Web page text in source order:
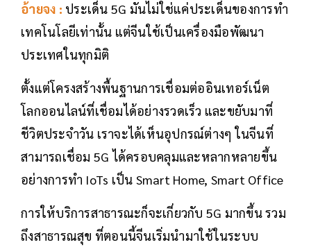
อ้ายจง : ประเด็น 5G มันไม่ใช่แค่ประเด็นของการทำ
เทคโนโลยีเท่านั้น แต่จีนใช้เป็นเครื่องมือพัฒนา
ประเทศในทุกมิติ
ตั้งแต่โครงสร้างพื้นฐานการเชื่อมต่ออินเทอร์เน็ต
โลกออนไลน์ที่เชื่อมได้อย่างรวดเร็ว และขยับมาที่
ชีวิตประจำวัน เราจะได้เห็นอุปกรณ์ต่างๆ ในจีนที่
สามารถเชื่อม 5G ได้ครอบคลุมและหลากหลายขึ้น
อย่างการทำ IoTs เป็น Smart Home, Smart Office
การให้บริการสาธารณะก็จะเกี่ยวกับ 5G มากขึ้น รวม
ถึงสาธารณสุข ที่ตอนนี้จีนเริ่มนำมาใช้ในระบบ